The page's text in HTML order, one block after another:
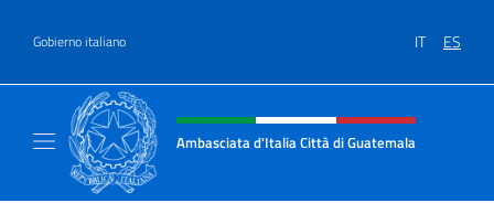
Gobierno italiano IT ES
Encabezado del sitio web,
Ambasciata d'Italia Città di Guatemala